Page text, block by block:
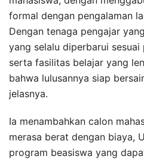
formal dengan pengalaman
Dengan tenaga pengajar
yang selalu diperbarui
serta fasilitas belajar yang
bahwa lulusannya siap
jelasnya.
Ia menambahkan calon
merasa berat dengan biaya,
program beasiswa yang